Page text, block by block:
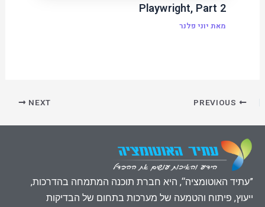
Playwright, Part 2
מאת יוני פלנר
NEXT
”עתיד האוטומציה“, היא חברת תוכנה המתמחה בהדרכות,
ייעוץ, פיתוח והטמעה של מערכות בתחום של הבדיקות